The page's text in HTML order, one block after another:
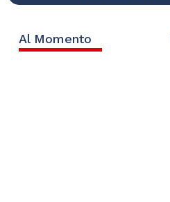
Al Momento